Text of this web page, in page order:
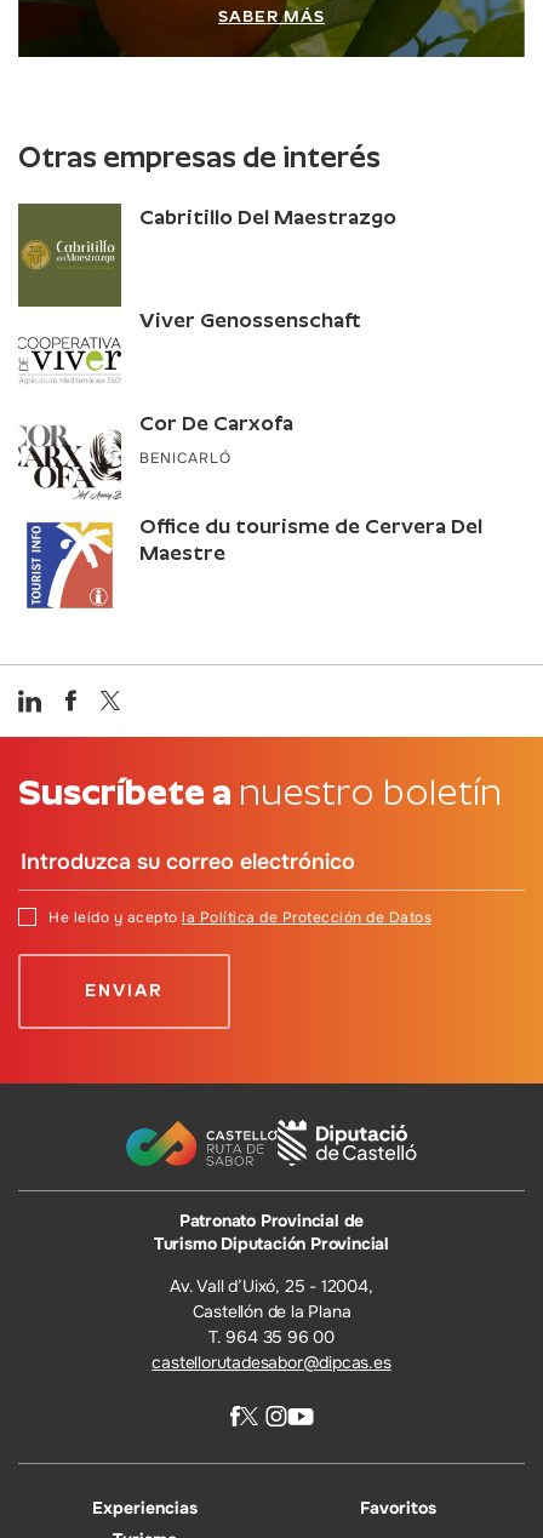
SABER MÁS
Otras empresas de interés
Cabritillo Del Maestrazgo
Viver Genossenschaft
Cor De Carxofa
BENICARLÓ
Office du tourisme de Cervera Del
Maestre
Suscríbete a nuestro boletín
He leído y acepto la Política de Protección de Datos
Patronato Provincial de
Turismo Diputación Provincial
Av. Vall d’Uixó, 25 - 12004,
Castellón de la Plana
T. 964 35 96 00
castellorutadesabor@dipcas.es
Experiencias
Favoritos